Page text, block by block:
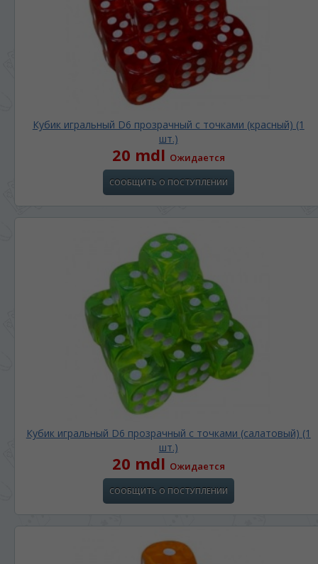
Кубик игральный D6 прозрачный с точками (красный) (1
шт.)
20 mdl Ожидается
СООБЩИТЬ О ПОСТУПЛЕНИИ
Кубик игральный D6 прозрачный с точками (салатовый) (1
шт.)
20 mdl Ожидается
СООБЩИТЬ О ПОСТУПЛЕНИИ
Беспокоим Вас только один раз, далее
сохраним Ваш выбор языка.
Vă vom deranja doar o singură dată, apoi vă
vom salva alegerea limbii.
Если вы хотите переключить язык
сайта, то это можно всегда сделать в
правом верхнем углу страницы.
Dacă doriți să schimbați limba site-ului, puteți
oricând să faceți asta în colțul din dreapta sus
al paginii.
RU